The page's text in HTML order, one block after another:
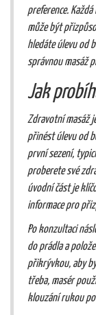
preference.
může být
hledáte úlevu od
správnou masáž
Jak
Zdravotní masáž
přinést úlevu od
první sezení,
proberete své
úvodní část je
informace pro
Po konzultaci
do prádla a
přikrývkou, aby
třeba, masér
klouzání rukou